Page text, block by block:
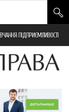
ПІДПРИЄМЛИВОСТІ